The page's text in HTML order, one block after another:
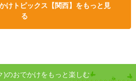
けトピックス【関西】をもっと見
る
)のおでかけをもっと楽しむ